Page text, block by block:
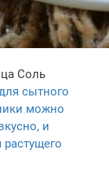
Соль
сытного
можно
и